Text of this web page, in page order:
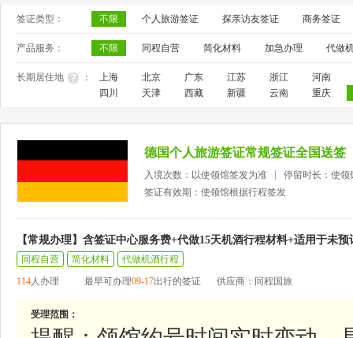
签证类型： 不限 个人旅游签证 探亲访友签证 商务签证
产品服务： 不限 同程自营 简化材料 加急办理 代做
长期居住地 ： 上海 北京 广东 江苏 浙江
河南
四川
天津 西藏 新疆 云南 重庆
德国个人旅游签证常规签证全国送签
入境次数：以使领馆签发为准
停留时长：使领
签证有效期：使领馆根据行程签发
【常规办理】含签证中心服务费+代做15天机酒行程材料+适用于未
同程自营 简化材料
代做机酒行程
114人办理 最早可办理09-17出行的签证 供应商：同程国旅
受理范围：